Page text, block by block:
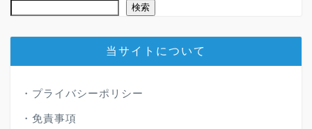
検索
当サイトについて
・ プライバシーポリシー
・ 免責事項